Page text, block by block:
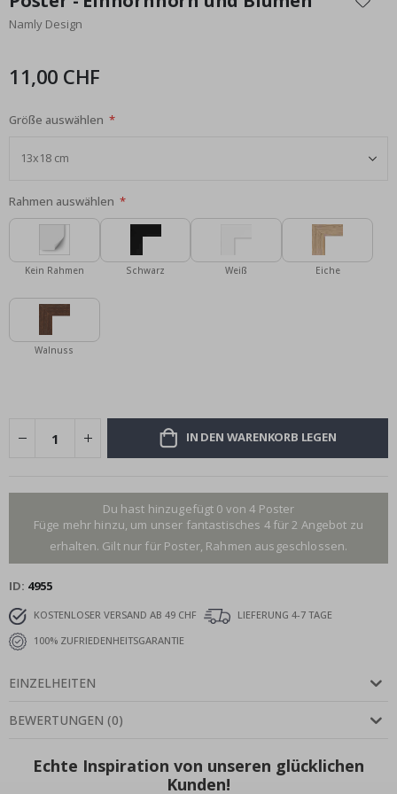
der
Bildgalerie
Namly Design
11,00 CHF
Größe auswählen
Rahmen auswählen
Kein Rahmen Schwarz Weiß Eiche
Walnuss
IN DEN WARENKORB LEGEN
Du hast hinzugefügt 0 von 4 Poster
Füge mehr hinzu, um unser fantastisches 4 für 2 Angebot zu
erhalten. Gilt nur für Poster, Rahmen ausgeschlossen.
ID 4955
KOSTENLOSER VERSAND AB 49 CHF
LIEFERUNG 4-7 TAGE
100% ZUFRIEDENHEITSGARANTIE
EINZELHEITEN
BEWERTUNGEN (0)
Echte Inspiration von unseren glücklichen
Kunden!